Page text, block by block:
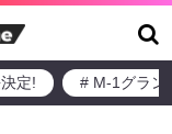
定! # M-1グラン